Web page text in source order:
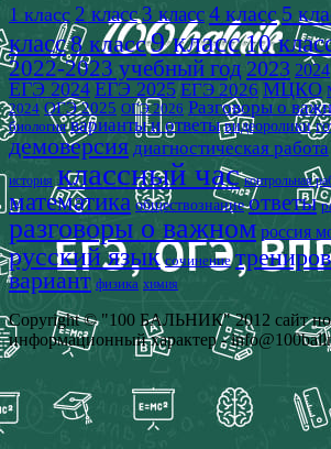
1 класс 2 класс3 класс4 класс 5
класс8 класс9 класс10
2022-2023 учебный год 2023 2024
ЕГЭ 2024 ЕГЭ 2025 ЕГЭ 2026 МЦКО
2024 ОГЭ 2025 ОГЭ 2026 Разговоры о
биология варианты и ответы видеоролики
демоверсия диагностическая работа
история классный час контрольная
математика обществознание ответы
разговоры о важном россия
русский язык сочинение
вариант физика химия
Copyright © "100 БАЛЬНИК" 2012 сайт
информационный характер -